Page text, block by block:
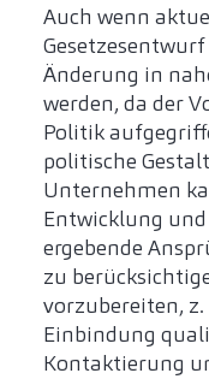
Auch wenn
Änderung in
werden, da der
Politik
politische
Unternehmen
Entwicklung
ergebende
zu
vorzubereiten,
Einbindung
Kontaktierung